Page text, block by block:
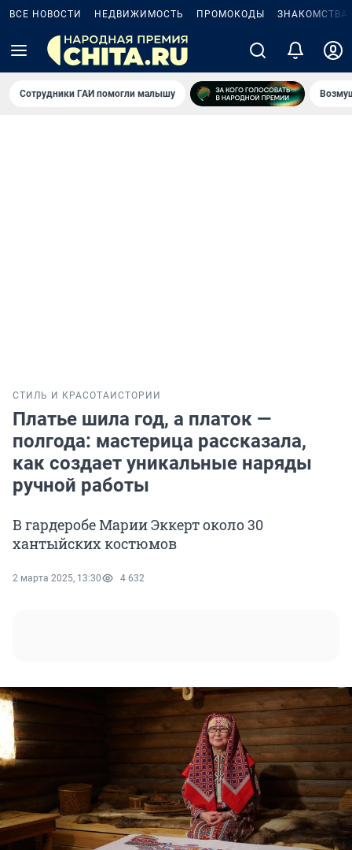
ВСЕ НОВОСТИ НЕДВИЖИМОСТЬ ПРОМОКОДЫ ЗНАКОМСТВА
Сотрудники ГАИ помогли малышу
СТИЛЬ И КРАСОТА ИСТОРИИ
Платье шила год, а платок —
полгода: мастерица рассказала,
как создает уникальные наряды
ручной работы
В гардеробе Марии Эккерт около 30
хантыйских костюмов
2 марта 2025, 13:30 4 632